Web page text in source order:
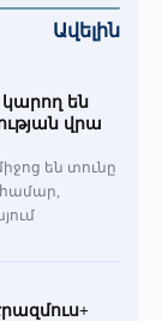
Ավելին
կարող են
վրա
են տունը
համար,